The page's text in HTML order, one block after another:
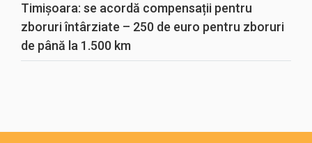
Timișoara: se acordă compensații pentru
zboruri întârziate – 250 de euro pentru zboruri
de până la 1.500 km